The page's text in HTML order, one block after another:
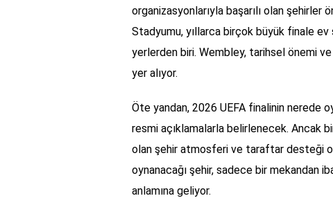
organizasyonlarıyla başarılı olan şehirler
Stadyumu, yıllarca birçok büyük finale ev
yerlerden biri. Wembley, tarihsel önemi ve
yer alıyor.
Öte yandan, 2026 UEFA finalinin nerede
resmi açıklamalarla belirlenecek. Ancak
olan şehir atmosferi ve taraftar desteği
oynanacağı şehir, sadece bir mekandan
anlamına geliyor.